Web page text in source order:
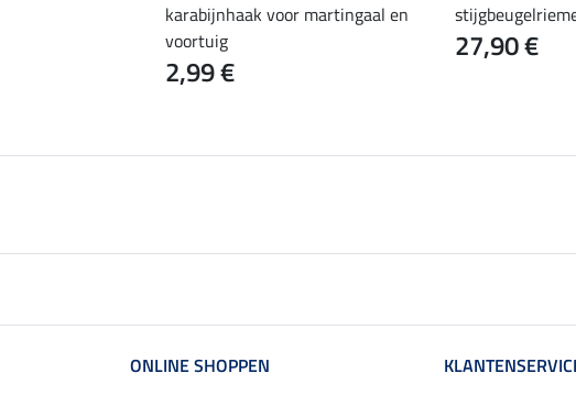
karabijnhaak voor martingaal en
voortuig
2,99 €
27,90 €
ONLINE SHOPPEN